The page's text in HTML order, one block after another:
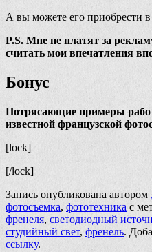
А вы можете его приобрести
P.S. Мне не платят за
считать мои впечатления
Бонус
Потрясающие примеры
известной французской
[lock]
[/lock]
Запись опубликована автором
фотосъемка, фототехника с
френеля, светодиодный
студийный свет, френель.
ссылку.